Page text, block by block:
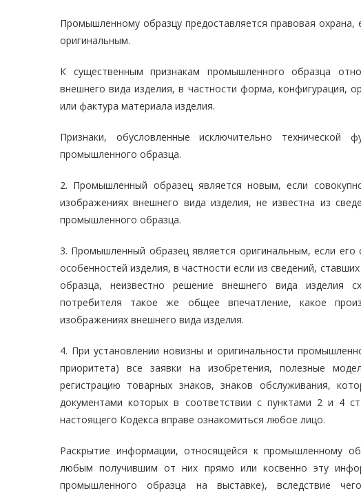
Промышленному образцу предоставляется правовая
оригинальным.
К существенным признакам промышленного образца
внешнего вида изделия, в частности форма, конфигурация,
или фактура материала изделия.
Признаки, обусловленные исключительно
промышленного образца.
2. Промышленный образец является новым, если
изображениях внешнего вида изделия, не известна из
промышленного образца.
3. Промышленный образец является оригинальным, если
особенностей изделия, в частности если из сведений,
образца, неизвестно решение внешнего вида изделия
потребителя такое же общее впечатление, какое
изображениях внешнего вида изделия.
4. При установлении новизны и оригинальности
приоритета) все заявки на изобретения, полезные
регистрацию товарных знаков, знаков обслуживания,
документами которых в соответствии с пунктами 2 и 4
настоящего Кодекса вправе ознакомиться любое лицо.
Раскрытие информации, относящейся к промышленному
любым получившим от них прямо или косвенно эту
промышленного образца на выставке), вследствие